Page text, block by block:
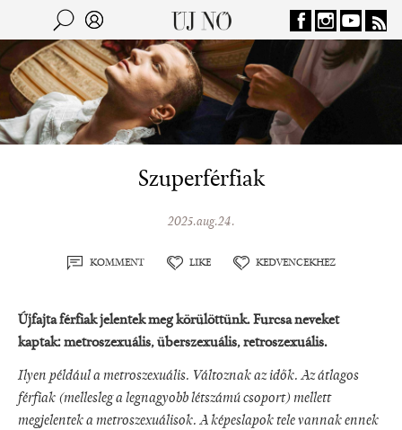
Jump to navigation
Kereső
Szuperférfiak
2025.aug.24.
KOMMENT LIKE KEDVENCEKHEZ
Újfajta férfiak jelentek meg körülöttünk. Furcsa neveket
kaptak: metroszexuális, überszexuális, retroszexuális.
Ilyen például a metroszexuális. Változnak az idők. Az átlagos
férfiak (mellesleg a legnagyobb létszámú csoport) mellett
megjelentek a metroszexuálisok. A képeslapok tele vannak ennek